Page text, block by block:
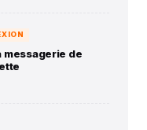
messagerie de